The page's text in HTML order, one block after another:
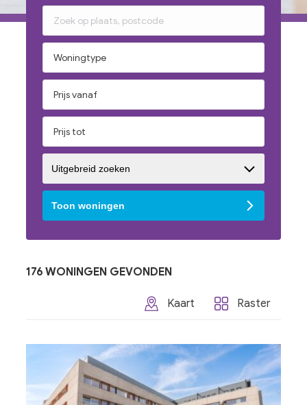
Uitgebreid zoeken
Toon woningen
176 WONINGEN GEVONDEN
Raster
Kaart